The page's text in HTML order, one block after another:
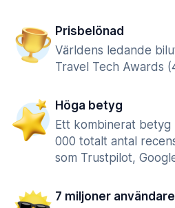
Prisbelönad
Världens ledande
Travel Tech Awards
Höga betyg
Ett kombinerat
000 totalt antal
som Trustpilot,
7 miljoner användare